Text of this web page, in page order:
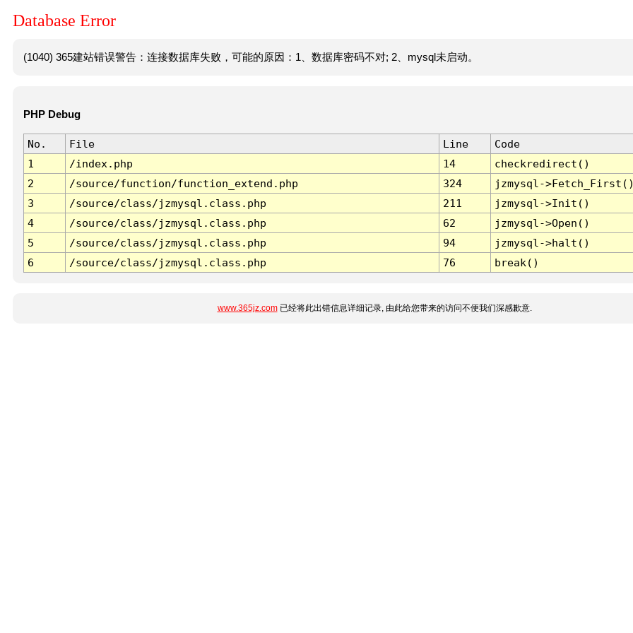
Database Error
(1040) 365建站错误警告：连接数据库失败，可能的原因：1、数据库密码不对; 2、mysql未启动。
PHP Debug
No. File Line
Code
1
/index.php 14
checkredirect()
2
/source/function/function_extend.php 324
jzmysql-
3
/source/class/jzmysql.class.php 211
jzmysql->Init()
4
/source/class/jzmysql.class.php 62
jzmysql->Open()
5
/source/class/jzmysql.class.php 94
jzmysql->halt()
6
/source/class/jzmysql.class.php 76 break()
www.365jz.com已经将此出错信息详细记录, 由此给您带来的访问不便我们深感歉意.